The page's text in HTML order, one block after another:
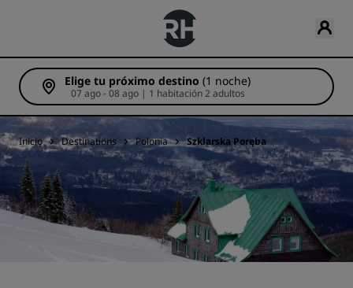
Elige tu próximo destino (1 noche)
07 ago - 08 ago | 1 habitación 2 adultos
Inicio Destinations Polonia Szklarska Poręba